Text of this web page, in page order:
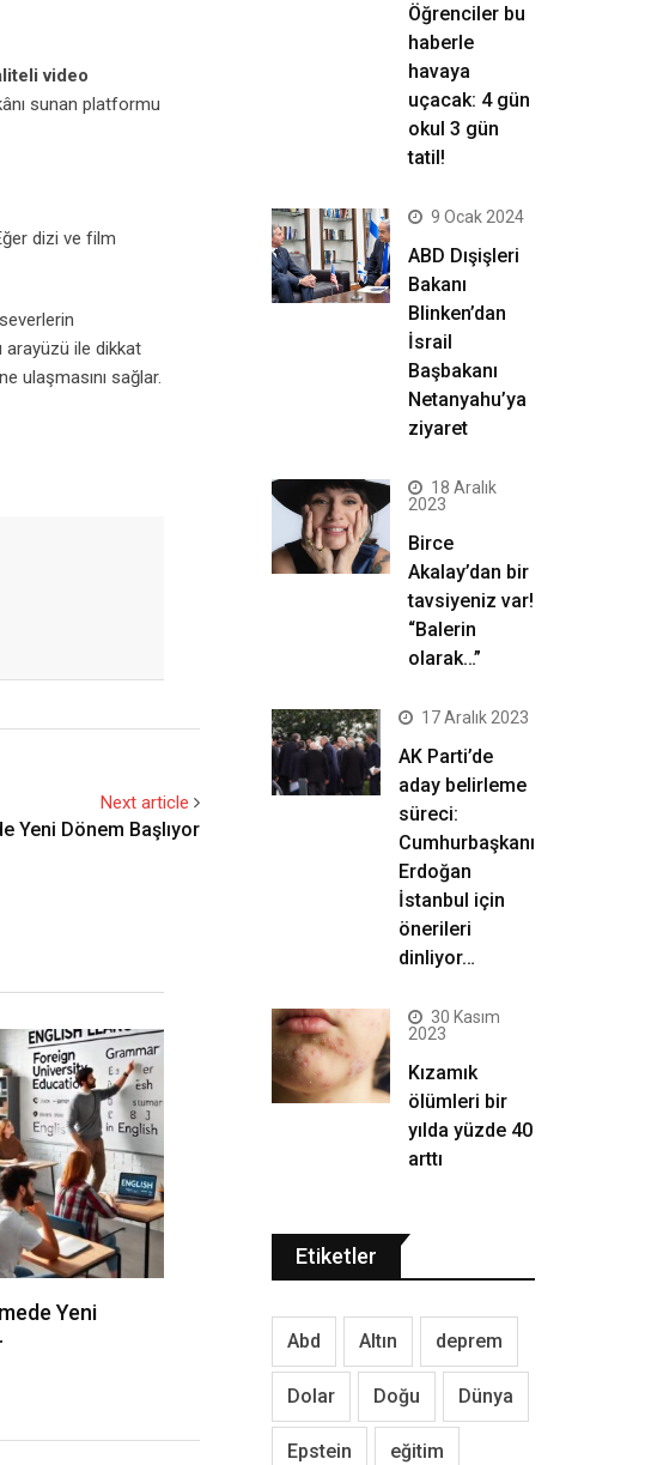
video
sunan platformu
dizi ve film
arayüzü ile dikkat
ulaşmasını sağlar.
Next article
Yeni Dönem Başlıyor
Yeni
Öğrenciler bu
haberle
havaya
uçacak: 4 gün
okul 3 gün
tatil!
9 Ocak 2024
ABD Dışişleri
Bakanı
Blinken’dan
İsrail
Başbakanı
Netanyahu’ya
ziyaret
18 Aralık
2023
Birce
Akalay’dan bir
tavsiyeniz var!
“Balerin
olarak…”
17 Aralık 2023
AK Parti’de
aday belirleme
süreci:
Cumhurbaşkanı
Erdoğan
İstanbul için
önerileri
dinliyor…
30 Kasım
2023
Kızamık
ölümleri bir
yılda yüzde 40
arttı
Etiketler
Abd Altın deprem
Dolar Doğu Dünya
Epstein eğitim